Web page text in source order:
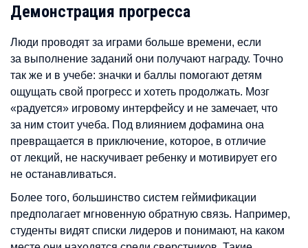
Демонстрация прогресса
Люди проводят за играми больше времени, если
за выполнение заданий они получают награду. Точно
так же и в учебе: значки и баллы помогают детям
ощущать свой прогресс и хотеть продолжать. Мозг
«радуется» игровому интерфейсу и не замечает, что
за ним стоит учеба. Под влиянием дофамина она
превращается в приключение, которое, в отличие
от лекций, не наскучивает ребенку и мотивирует его
не останавливаться.
Более того, большинство систем геймификации
предполагает мгновенную обратную связь. Например,
студенты видят списки лидеров и понимают, на каком